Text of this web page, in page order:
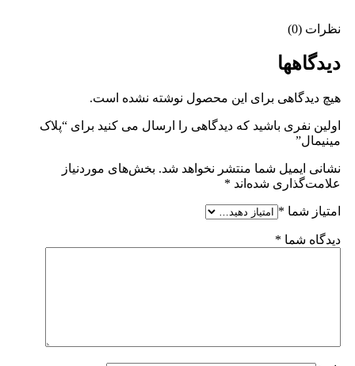
نظرات (0)
دیدگاهها
هیچ دیدگاهی برای این محصول نوشته نشده است.
اولین نفری باشید که دیدگاهی را ارسال می کنید برای “پلاک
مینیمال”
نشانی ایمیل شما منتشر نخواهد شد. بخش‌های موردنیاز
علامت‌گذاری شده‌اند *
امتیاز شما *
دیدگاه شما *